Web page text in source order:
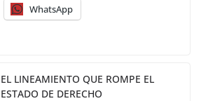
WhatsApp
EL LINEAMIENTO QUE ROMPE EL
ESTADO DE DERECHO